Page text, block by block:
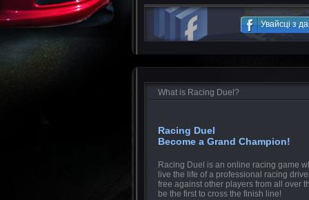
Увайсці з
What is Racing Duel?
Racing Duel
Become a Grand Champion!
Racing Duel is an online racing game
live the life of a professional racing
free against other players from all over
be the first to cross the finish line!